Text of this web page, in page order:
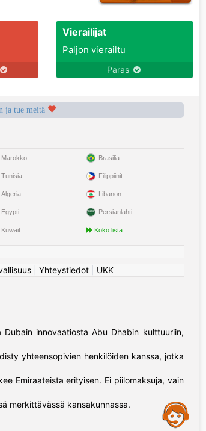
Vierailijat
Paljon vierailtu
Paras
ja tue meitä
Marokko
Tunisia
Algeria
Egypti
Kuwait
Brasilia
Filippiinit
Libanon
Persianlahti
Koko lista
| Yhteystiedot| UKK
innovaatiosta Abu Dhabin kulttuuriin,
yhteensopivien henkilöiden kanssa, jotka
Emiraateista erityisen. Ei piilomaksuja, vain
merkittävässä kansakunnassa.
Assistance